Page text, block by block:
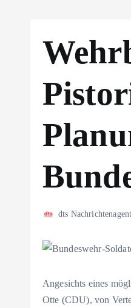
dts
Angesichts eines
Otte (CDU), von